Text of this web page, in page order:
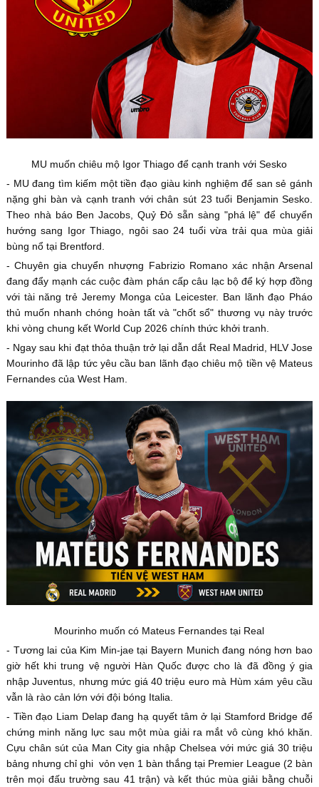
MU muốn chiêu mộ Igor Thiago để cạnh tranh với Sesko
- MU đang tìm kiếm một tiền đạo giàu kinh nghiệm để san sẻ gánh
nặng ghi bàn và cạnh tranh với chân sút 23 tuổi Benjamin Sesko.
Theo nhà báo Ben Jacobs, Quỷ Đỏ sẵn sàng "phá lệ" để chuyển
hướng sang Igor Thiago, ngôi sao 24 tuổi vừa trải qua mùa giải
bùng nổ tại Brentford.
- Chuyên gia chuyển nhượng Fabrizio Romano xác nhận Arsenal
đang đẩy mạnh các cuộc đàm phán cấp câu lạc bộ để ký hợp đồng
với tài năng trẻ Jeremy Monga của Leicester. Ban lãnh đạo Pháo
thủ muốn nhanh chóng hoàn tất và "chốt sổ" thương vụ này trước
khi vòng chung kết World Cup 2026 chính thức khởi tranh.
- Ngay sau khi đạt thỏa thuận trở lại dẫn dắt Real Madrid, HLV Jose
Mourinho đã lập tức yêu cầu ban lãnh đạo chiêu mộ tiền vệ Mateus
Fernandes của West Ham.
Mourinho muốn có Mateus Fernandes tại Real
- Tương lai của Kim Min-jae tại Bayern Munich đang nóng hơn bao
giờ hết khi trung vệ người Hàn Quốc được cho là đã đồng ý gia
nhập Juventus, nhưng mức giá 40 triệu euro mà Hùm xám yêu cầu
vẫn là rào cản lớn với đội bóng Italia.
- Tiền đạo Liam Delap đang hạ quyết tâm ở lại Stamford Bridge để
chứng minh năng lực sau một mùa giải ra mắt vô cùng khó khăn.
Cựu chân sút của Man City gia nhập Chelsea với mức giá 30 triệu
bảng nhưng chỉ ghi vỏn vẹn 1 bàn thắng tại Premier League (2 bàn
trên mọi đấu trường sau 41 trận) và kết thúc mùa giải bằng chuỗi